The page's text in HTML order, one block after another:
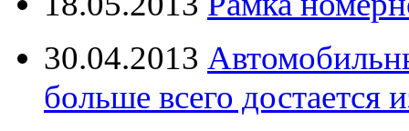
30.04.2013
больше всего достается